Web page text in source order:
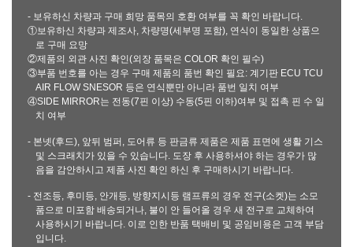
- 보유하신 차량과 구매 희망 품목의 호환 여부를 꼭 확인 바랍니다.
①보유하신 차량과 제조사, 차량명(세부명 포함), 연식이 동일한 상품으
로 구매 요망
②제품의 외관 사진 확인(외장 품목은 COLOR 확인 필수)
③부품 번호를 아는 경우 구매 제품의 품번 확인 필요: 계기판 ECU TCU
AIR FLOW SNESOR 등은 연식뿐만 아니라 품번 일치 여부
④SIDE MIRROR는 전동(7핀 이상) 수동(5핀 이하)여부 및 접촉 핀 수 일
치 여부
- 본넷(후드), 앞뒤 범퍼, 도어류 등 판금류 제품은 제품 표면에 생활 기스
및 스크래치가 있을 수 있습니다. 도장 후 사용하셔야 하는 경우가 많
음을 감안하시고 제품 사진 확인 하신 후 구매하시기 바랍니다.
- 전조등, 후미등, 안개등, 방향지시등 램프류의 경우 전구(소켓)는 소모
품으로 미포함 배송되거나, 불이 안 들어올 경우 새 전구로 교체하여
사용하시기 바랍니다. 이로 인한 반품 택배비 및 공임비용은 고객 부담
입니다.